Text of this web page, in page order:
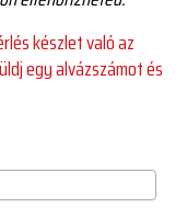
készlet való az
egy alvázszámot és